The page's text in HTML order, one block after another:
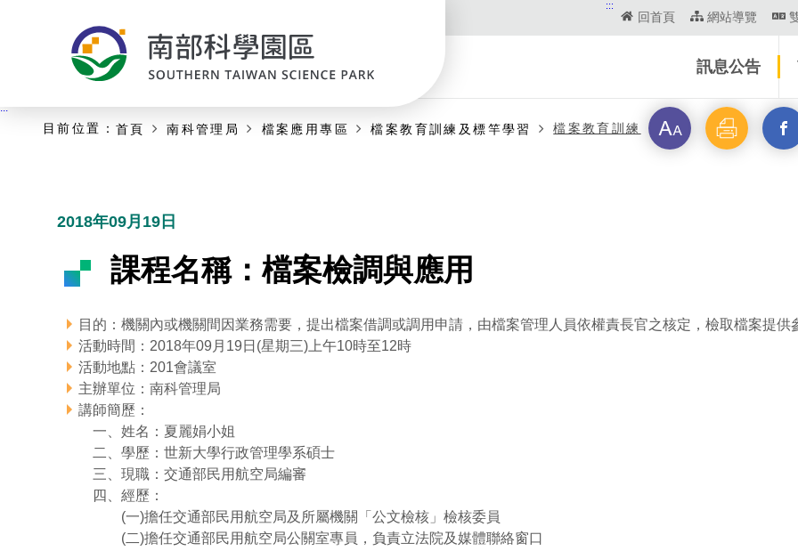
:::
回首頁 網站導覽
訊息公告
主要內容開始
:::
目前位置： 首頁 南科管理局 檔案應用專區 檔案教育訓練及標竿學習 檔案教育訓練 字 列 另
2018年09月19日
課程名稱：檔案檢調與應用
目的：機關內或機關間因業務需要，提出檔案借調或調用申請，由檔案管理人員依權責長官之核定，檢取檔案提供
活動時間：2018年09月19日(星期三)上午10時至12時
活動地點：201會議室
主辦單位：南科管理局
講師簡歷：
一、姓名：夏麗娟小姐
二、學歷：世新大學行政管理學系碩士
三、現職：交通部民用航空局編審
四、經歷：
(一)擔任交通部民用航空局及所屬機關「公文檢核」檢核委員
(二)擔任交通部民用航空局公關室專員，負責立法院及媒體聯絡窗口